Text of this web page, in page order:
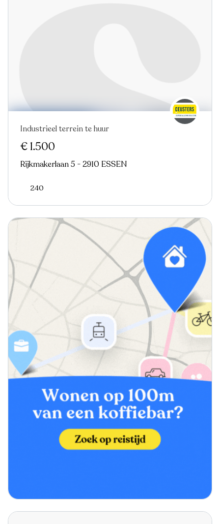
Virtual tour
Industrieel terrein te huur
€ 1.500
Rijkmakerlaan 5 - 2910 ESSEN
240